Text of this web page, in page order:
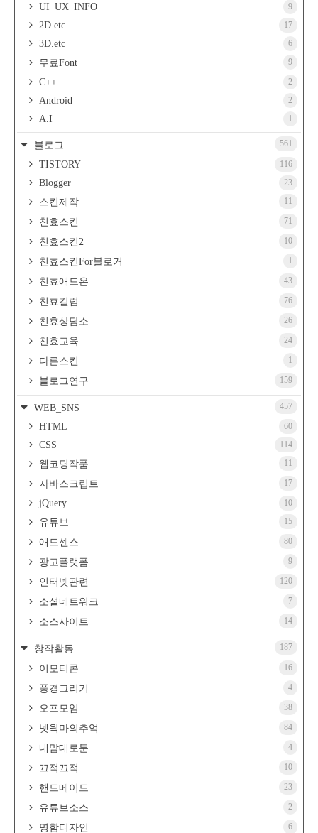
UI_UX_INFO 9
2D.etc 17
3D.etc 6
무료Font 9
C++ 2
Android 2
A.I 1
블로그 561
TISTORY 116
Blogger 23
스킨제작 11
친효스킨 71
친효스킨2 10
친효스킨For블로거 1
친효애드온 43
친효컬럼 76
친효상담소 26
친효교육 24
다른스킨 1
블로그연구 159
WEB_SNS 457
HTML 60
CSS 114
웹코딩작품 11
자바스크립트 17
jQuery 10
유튜브 15
애드센스 80
광고플랫폼 9
인터넷관련 120
소셜네트워크 7
소스사이트 14
창작활동 187
이모티콘 16
풍경그리기 4
오프모임 38
넷웍마의추억 84
내맘대로툰 4
끄적끄적 10
핸드메이드 23
유튜브소스 2
명함디자인 6